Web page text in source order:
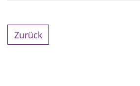
Zurück